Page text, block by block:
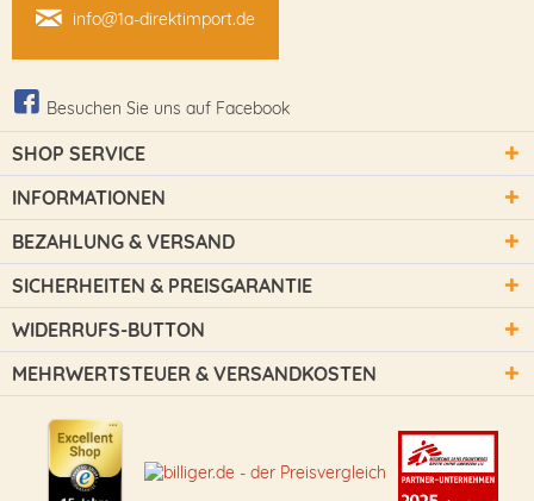
info@1a-direktimport.de
Besuchen Sie uns auf Facebook
SHOP SERVICE
INFORMATIONEN
BEZAHLUNG & VERSAND
SICHERHEITEN & PREISGARANTIE
WIDERRUFS-BUTTON
MEHRWERTSTEUER & VERSANDKOSTEN